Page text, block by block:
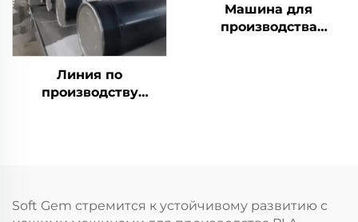
штапельного волокна
PSF
Линия по
производству
Машина для
производства
Soft Gem стремится к устойчивому развитию с